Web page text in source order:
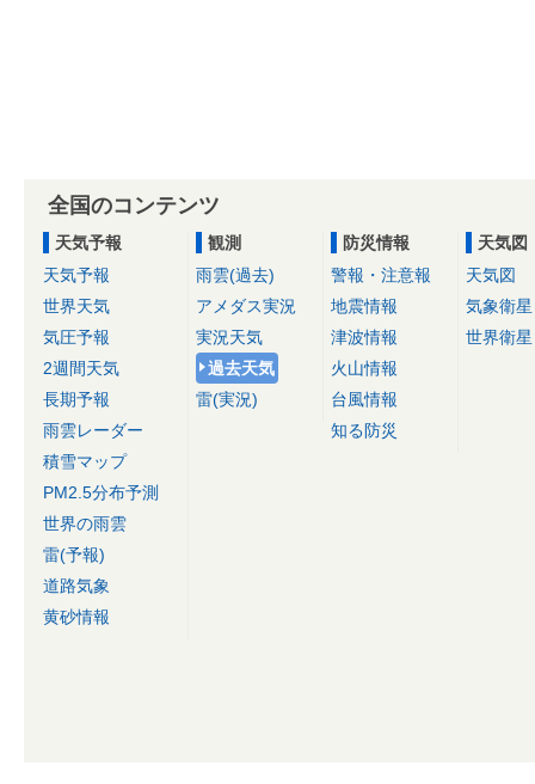
全国のコンテンツ
天気予報
天気予報
世界天気
気圧予報
2週間天気
長期予報
雨雲レーダー
積雪マップ
PM2.5分布予測
世界の雨雲
雷(予報)
道路気象
黄砂情報
観測
雨雲(過去)
アメダス実況
実況天気
過去天気
雷(実況)
防災情報
警報・注意報
地震情報
津波情報
火山情報
台風情報
知る防災
天気図
天気図
気象衛星
世界衛星